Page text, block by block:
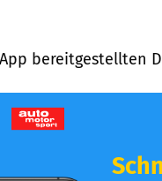
bereitgestellten